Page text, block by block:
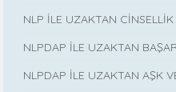
NLP İLE UZAKTAN
NLPDAP İLE UZAKTAN
NLPDAP İLE UZAKTAN AŞK